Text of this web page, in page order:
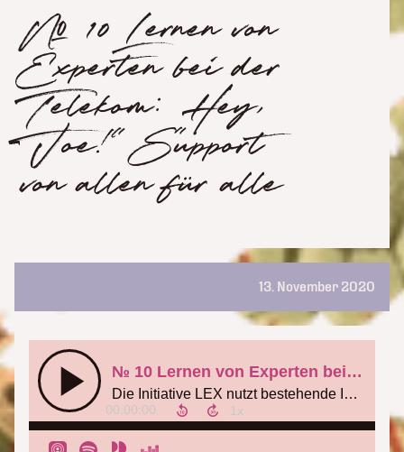
№ 10 Lernen von
Experten bei der
Telekom: „Hey,
Joe!“ Support
von allen für alle
13. November 2020